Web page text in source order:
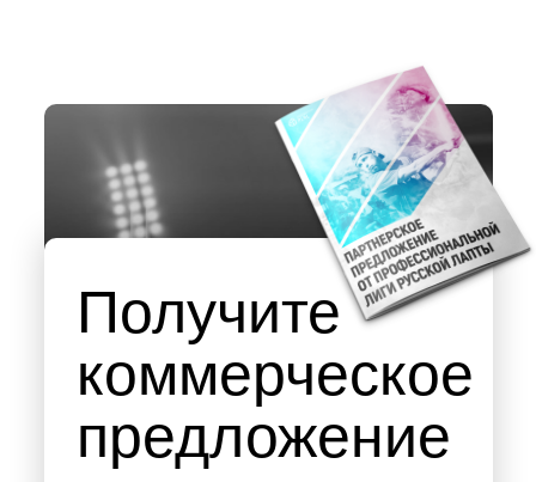
Получите
коммерческое
предложение